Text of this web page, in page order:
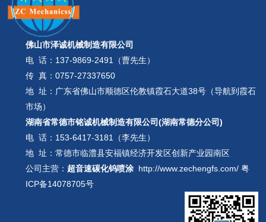
佛山市泽诚机械制造有限公司
电 话： 137-9869-2491（曹先生）
传 真：0757-27337650
地 址：广东省佛山市顺德区伦教镇霞石大道38号（导航到霞石
市场）
湖南省常德市铭诚机械制造有限公司(湖南常德分公司)
电 话： 153-6417-3181（李先生）
地 址：常德市临澧县安福镇经济开发区创新产业园南区
公司主营： 超音速碳化钨喷涂 http://www.zechengfs.com/ 粤
ICP备14078705号